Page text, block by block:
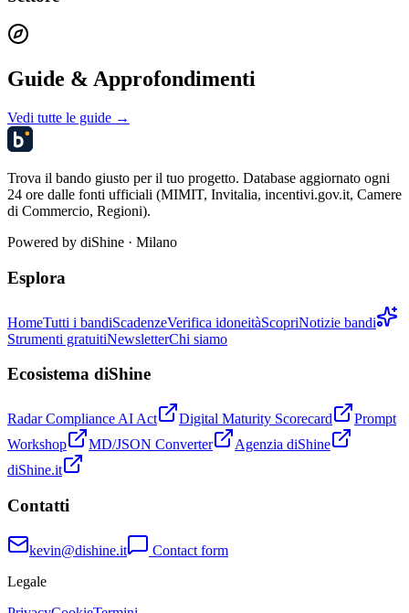
Guide & Approfondimenti
Vedi tutte le guide →
Trova il bando giusto per il tuo progetto. Database aggiornato ogni
24 ore dalle fonti ufficiali (MIMIT, Invitalia, incentivi.gov.it, Camere
di Commercio, Regioni).
Powered by diShine · Milano
Esplora
HomeTutti i bandiScadenzeVerifica idoneitàScopriNotizie bandi
Strumenti gratuitiNewsletterChi siamo
Ecosistema diShine
Radar Compliance AI Act Digital Maturity Scorecard
Prompt
Workshop
MD/JSON Converter
Agenzia diShine
diShine.it
Contatti
kevin@dishine.it
Contact form
Legale